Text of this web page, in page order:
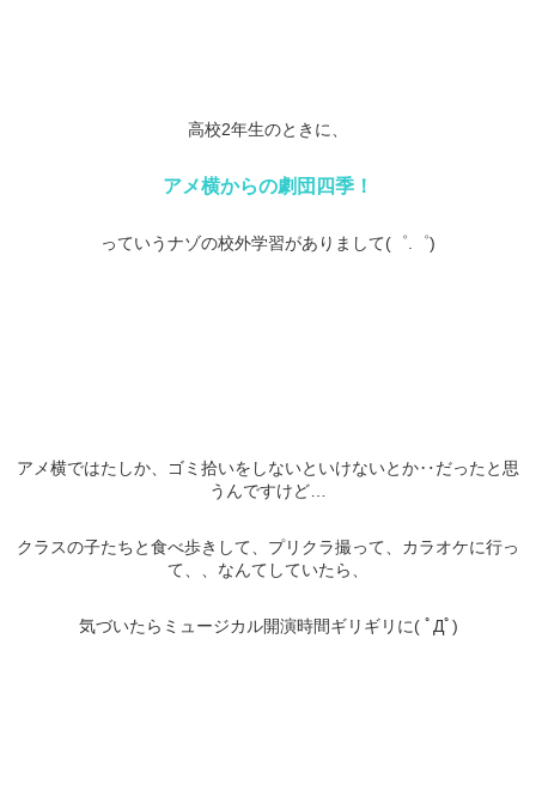
高校2年生のときに、
アメ横からの劇団四季！
っていうナゾの校外学習がありまして(゜.゜)
アメ横ではたしか、ゴミ拾いをしないといけないとか‥だったと思
うんですけど…
クラスの子たちと食べ歩きして、プリクラ撮って、カラオケに行っ
て、、なんてしていたら、
気づいたらミュージカル開演時間ギリギリに( ﾟДﾟ)